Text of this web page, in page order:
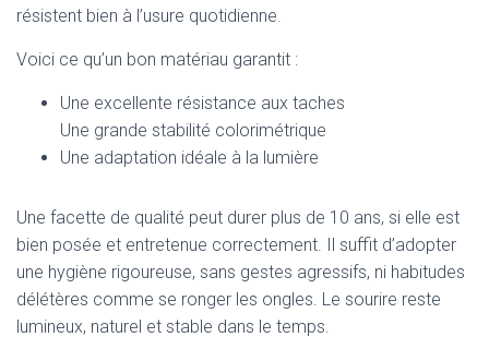
résistent bien à l’usure quotidienne.
Voici ce qu’un bon matériau garantit :
Une excellente résistance aux taches
Une grande stabilité colorimétrique
Une adaptation idéale à la lumière
Une facette de qualité peut durer plus de 10 ans, si elle est
bien posée et entretenue correctement. Il suffit d’adopter
une hygiène rigoureuse, sans gestes agressifs, ni habitudes
délétères comme se ronger les ongles. Le sourire reste
lumineux, naturel et stable dans le temps.